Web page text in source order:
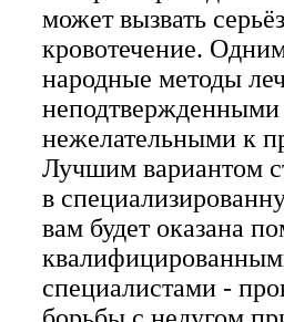
может вызвать
кровотечение.
народные методы
нежелательными к
Лучшим вариантом
в
вам будет оказана
специалистами -